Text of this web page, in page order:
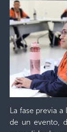
La fase previa
de un evento,